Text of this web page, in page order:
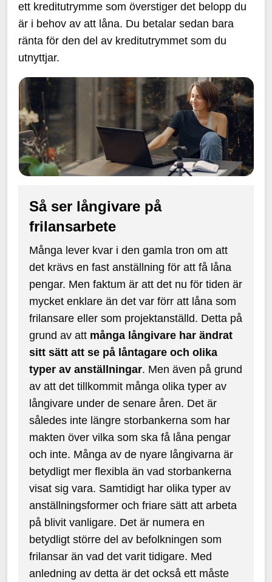
ett kreditutrymme som överstiger det belopp du
är i behov av att låna. Du betalar sedan bara
ränta för den del av kreditutrymmet som du
utnyttjar.
Så ser långivare på
frilansarbete
Många lever kvar i den gamla tron om att
det krävs en fast anställning för att få låna
pengar. Men faktum är att det nu för tiden är
mycket enklare än det var förr att låna som
frilansare eller som projektanställd. Detta på
grund av att många långivare har ändrat
sitt sätt att se på låntagare och olika
typer av anställningar. Men även på grund
av att det tillkommit många olika typer av
långivare under de senare åren. Det är
således inte längre storbankerna som har
makten över vilka som ska få låna pengar
och inte. Många av de nyare långivarna är
betydligt mer flexibla än vad storbankerna
visat sig vara. Samtidigt har olika typer av
anställningsformer och friare sätt att arbeta
på blivit vanligare. Det är numera en
betydligt större del av befolkningen som
frilansar än vad det varit tidigare. Med
anledning av detta är det också ett måste